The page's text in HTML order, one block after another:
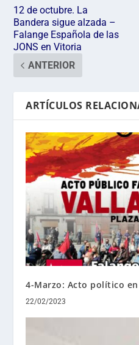
12 de octubre. La
Bandera sigue alzada –
Falange Española de las
JONS en Vitoria
ANTERIOR
ARTÍCULOS
4-Marzo: Acto político
22/02/2023